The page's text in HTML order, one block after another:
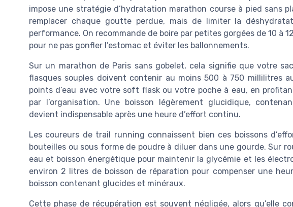
impose une stratégie d’hydratation marathon course à pied sans
remplacer chaque goutte perdue, mais de limiter la
performance. On recommande de boire par petites gorgées de 10 à
pour ne pas gonfler l’estomac et éviter les ballonnements.
Sur un marathon de Paris sans gobelet, cela signifie que votre
flasques souples doivent contenir au moins 500 à 750 millilitres
points d’eau avec votre soft flask ou votre poche à eau, en
par l’organisation. Une boisson légèrement glucidique,
devient indispensable après une heure d’effort continu.
Les coureurs de trail running connaissent bien ces boissons
bouteilles ou sous forme de poudre à diluer dans une gourde. Sur
eau et boisson énergétique pour maintenir la glycémie et les
environ 2 litres de boisson de réparation pour compenser une
boisson contenant glucides et minéraux.
Cette phase de récupération est souvent négligée, alors qu’elle